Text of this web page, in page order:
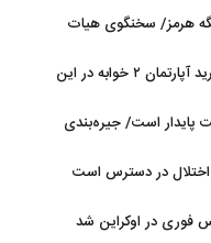
هرمز/ سخنگوی هیات
لیست قیمت خرید مسکن در نازی‌آباد/ خرید آپارتمان ۲ خوابه در این
پایدار است/ جیره‌بندی
اختلال در دسترس است
فوری در اوکراین شد